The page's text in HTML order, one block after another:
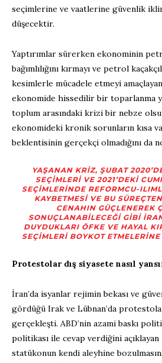
seçimlerine ve vaatlerine güvenlik
düşecektir.
Yaptırımlar sürerken ekonominin
bağımlılığını kırmayı ve petrol
kesimlerle mücadele etmeyi amaçlayan
ekonomide hissedilir bir toparlanma
toplum arasındaki krizi bir nebze
ekonomideki kronik sorunların kısa
beklentisinin gerçekçi olmadığını da
YAŞANAN KRIZ, ŞUBAT
SEÇIMLERI VE 2021’DEKI
SEÇIMLERINDE REFORMCU-
KAYBETMESI VE BU
CENAHIN GÜÇLENEREK
SONUÇLANABILECEĞI GIBI
DUYDUKLARI ÖFKE VE HAYAL
SEÇIMLERI BOYKOT
Protestolar dış siyasete nasıl
İran’da isyanlar rejimin bekası ve
gördüğü Irak ve Lübnan’da
gerçekleşti. ABD’nin azami baskı
politikası ile cevap verdiğini
statükonun kendi aleyhine